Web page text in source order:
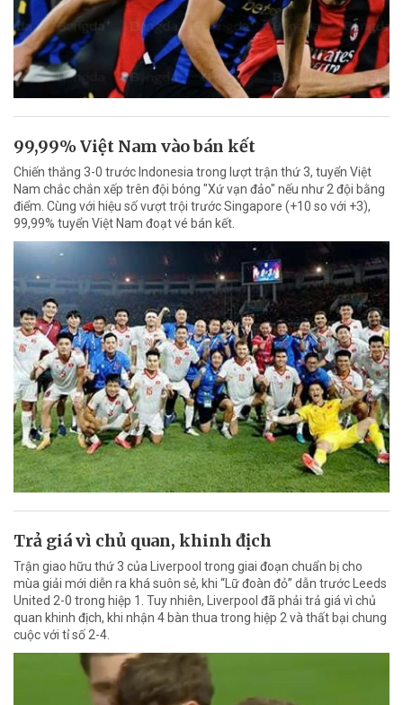
99,99% Việt Nam vào bán kết
Chiến thắng 3-0 trước Indonesia trong lượt trận thứ 3, tuyển Việt
Nam chắc chắn xếp trên đội bóng "Xứ vạn đảo" nếu như 2 đội bằng
điểm. Cùng với hiệu số vượt trội trước Singapore (+10 so với +3),
99,99% tuyển Việt Nam đoạt vé bán kết.
Trả giá vì chủ quan, khinh địch
Trận giao hữu thứ 3 của Liverpool trong giai đoạn chuẩn bị cho
mùa giải mới diễn ra khá suôn sẻ, khi “Lữ đoàn đỏ” dẫn trước Leeds
United 2-0 trong hiệp 1. Tuy nhiên, Liverpool đã phải trả giá vì chủ
quan khinh địch, khi nhận 4 bàn thua trong hiệp 2 và thất bại chung
cuộc với tỉ số 2-4.